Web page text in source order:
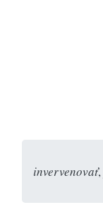
invervenovať,